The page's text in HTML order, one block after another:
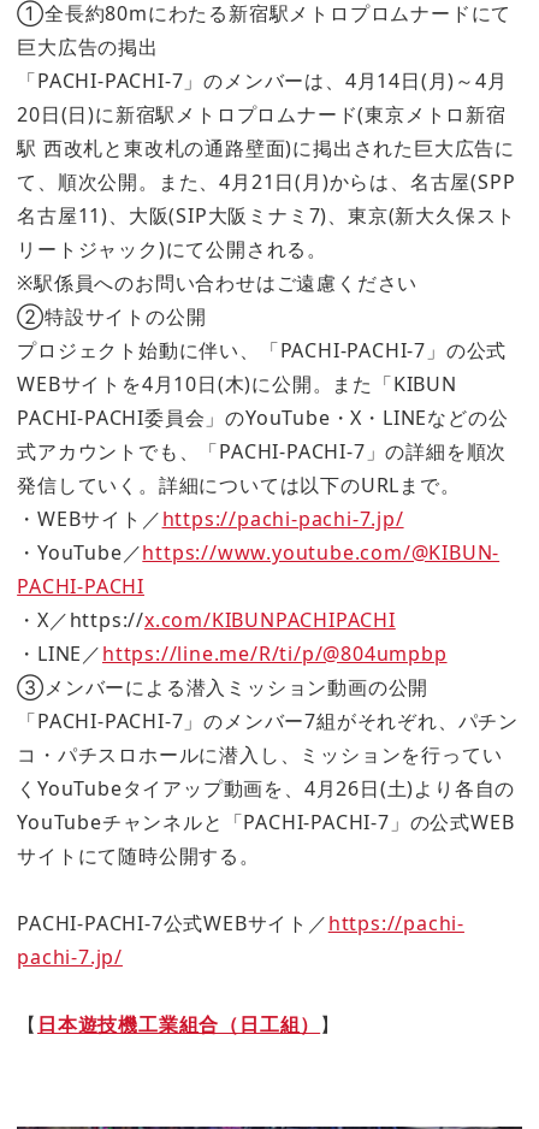
①全長約80mにわたる新宿駅メトロプロムナードにて
巨大広告の掲出
「PACHI-PACHI-7」のメンバーは、4月14日(月)～4月
20日(日)に新宿駅メトロプロムナード(東京メトロ新宿
駅 西改札と東改札の通路壁面)に掲出された巨大広告に
て、順次公開。また、4月21日(月)からは、名古屋(SPP
名古屋11)、大阪(SIP大阪ミナミ7)、東京(新大久保スト
リートジャック)にて公開される。
※駅係員へのお問い合わせはご遠慮ください
②特設サイトの公開
プロジェクト始動に伴い、「PACHI-PACHI-7」の公式
WEBサイトを4月10日(木)に公開。また「KIBUN
PACHI-PACHI委員会」のYouTube・X・LINEなどの公
式アカウントでも、「PACHI-PACHI-7」の詳細を順次
発信していく。詳細については以下のURLまで。
・WEBサイト／https://pachi-pachi-7.jp/
・YouTube／https://www.youtube.com/@KIBUN-
PACHI-PACHI
・X／https://x.com/KIBUNPACHIPACHI
・LINE／https://line.me/R/ti/p/@804umpbp
③メンバーによる潜入ミッション動画の公開
「PACHI-PACHI-7」のメンバー7組がそれぞれ、パチン
コ・パチスロホールに潜入し、ミッションを行ってい
くYouTubeタイアップ動画を、4月26日(土)より各自の
YouTubeチャンネルと「PACHI-PACHI-7」の公式WEB
サイトにて随時公開する。
PACHI-PACHI-7公式WEBサイト／https://pachi-
pachi-7.jp/
【 日本遊技機工業組合（日工組） 】